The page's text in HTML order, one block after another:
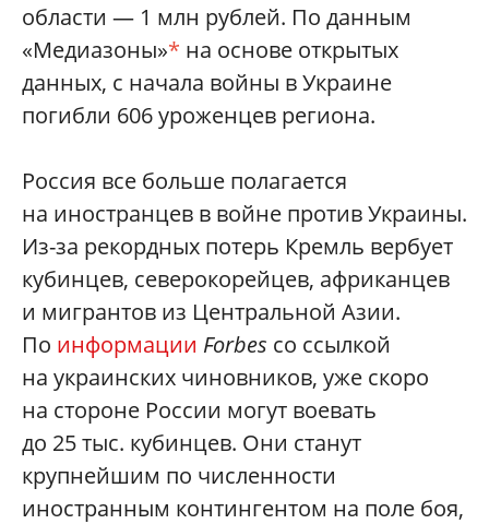
области — 1 млн рублей. По данным
«Медиазоны»* на основе открытых
данных, с начала войны в Украине
погибли 606 уроженцев региона.
Россия все больше полагается
на иностранцев в войне против Украины.
Из-за рекордных потерь Кремль вербует
кубинцев, северокорейцев, африканцев
и мигрантов из Центральной Азии.
По информации Forbes со ссылкой
на украинских чиновников, уже скоро
на стороне России могут воевать
до 25 тыс. кубинцев. Они станут
крупнейшим по численности
иностранным контингентом на поле боя,